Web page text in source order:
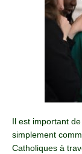
Il est important
simplement
Catholiques à